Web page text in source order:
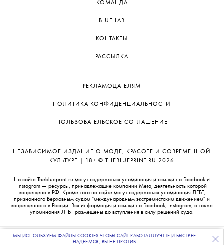
ПОДПИСЫВАЙТЕСЬНА НАШУ ВЕЧЕРНЮЮ РАССЫЛКУ
КОМАНДА
BLUE LAB
КОНТАКТЫ
РАССЫЛКА
РЕКЛАМОДАТЕЛЯМ
ПОЛИТИКА КОНФИДЕНЦИАЛЬНОСТИ
ПОЛЬЗОВАТЕЛЬСКОЕ СОГЛАШЕНИЕ
НЕЗАВИСИМОЕ ИЗДАНИЕ О МОДЕ, КРАСОТЕ И СОВРЕМЕННОЙ
КУЛЬТУРЕ | 18+ © THEBLUEPRINT.RU 2026
На сайте Theblueprint.ru могут содержаться упоминания и ссылки на Facebook и
Instagram — ресурсы, принадлежащие компании Meta, деятельность которой
запрещена в РФ. Кроме того на сайте могут содержаться упоминания ЛГБТ,
признанного Верховным судом "международным экстремистским движением" и
запрещенного в России. Вся информация и ссылки на Facebook, Instagram, а также
упоминания ЛГБТ размещены до вступления в силу решений суда.
МЫ ИСПОЛЬЗУЕМ ФАЙЛЫ COOKIES ЧТОБЫ САЙТ РАБОТАЛ ЛУЧШЕ И БЫСТРЕЕ.
НАДЕЕМСЯ, ВЫ НЕ ПРОТИВ.